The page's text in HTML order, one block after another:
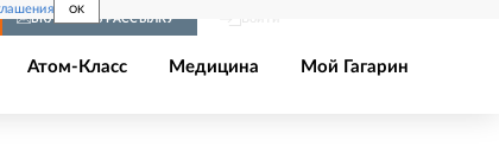
OK
ВКЛЮЧИТЬ РАССЫЛКУ
Атом-Класс Медицина Мой Гагарин